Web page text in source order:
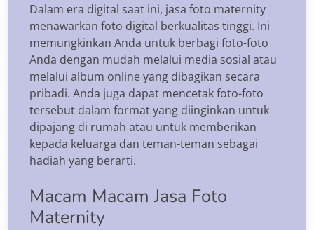
Dalam era digital saat ini, jasa foto maternity
menawarkan foto digital berkualitas tinggi. Ini
memungkinkan Anda untuk berbagi foto-foto
Anda dengan mudah melalui media sosial atau
melalui album online yang dibagikan secara
pribadi. Anda juga dapat mencetak foto-foto
tersebut dalam format yang diinginkan untuk
dipajang di rumah atau untuk memberikan
kepada keluarga dan teman-teman sebagai
hadiah yang berarti.
Macam Macam Jasa Foto
Maternity